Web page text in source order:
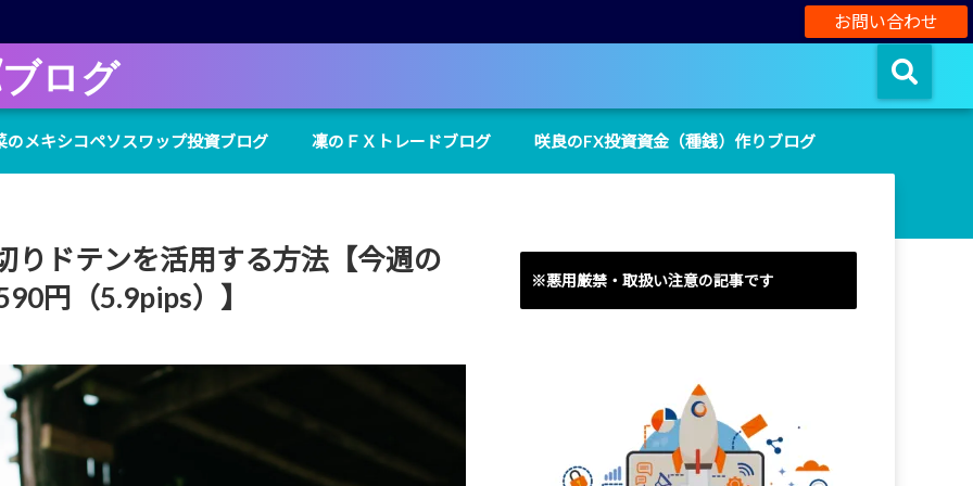
お問い合わせ
ログ
のメキシコペソスワップ投資ブログ 凜のＦＸトレードブログ 咲良のFX投資資金（種銭）作りブログ
りドテンを活用する方法【今週の
円（5.9pips）】
※悪用厳禁・取扱い注意の記事です